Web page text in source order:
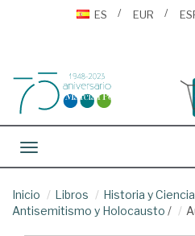
ES
EUR
Toggle navigation
Inicio Libros Historia y
Antisemitismo y Holocausto /